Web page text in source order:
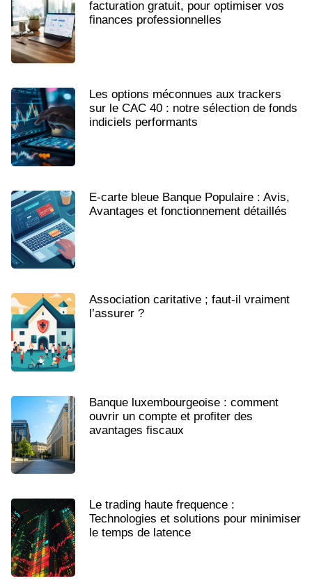
facturation gratuit, pour optimiser vos
finances professionnelles
Les options méconnues aux trackers
sur le CAC 40 : notre sélection de fonds
indiciels performants
E-carte bleue Banque Populaire : Avis,
Avantages et fonctionnement détaillés
Association caritative ; faut-il vraiment
l’assurer ?
Banque luxembourgeoise : comment
ouvrir un compte et profiter des
avantages fiscaux
Le trading haute frequence :
Technologies et solutions pour minimiser
le temps de latence